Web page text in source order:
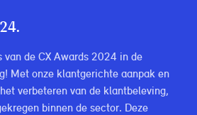
de CX Awards 2024 in de
Met onze klantgerichte aanpak en
verbeteren van de klantbeleving,
binnen de sector. Deze